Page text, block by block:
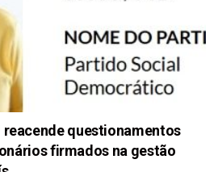
reacende questionamentos
firmados na gestão